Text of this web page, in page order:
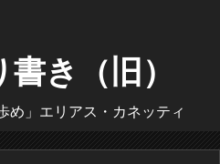
き（旧）
め」エリアス・カネッティ